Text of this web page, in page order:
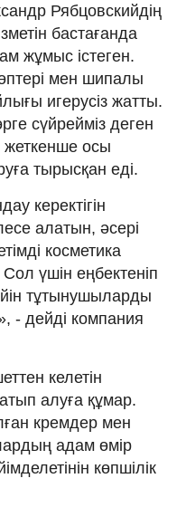
Рябцовскийдің
бастағанда
жұмыс істеген.
мен шипалы
игерусіз жатты.
сүйрейміз деген
жеткенше осы
тырысқан еді.
керектігін
алатын, әсері
косметика
үшін еңбектеніп
тұтынушыларды
- дейді компания
келетін
алуға құмар.
кремдер мен
адам өмір
көпшілік